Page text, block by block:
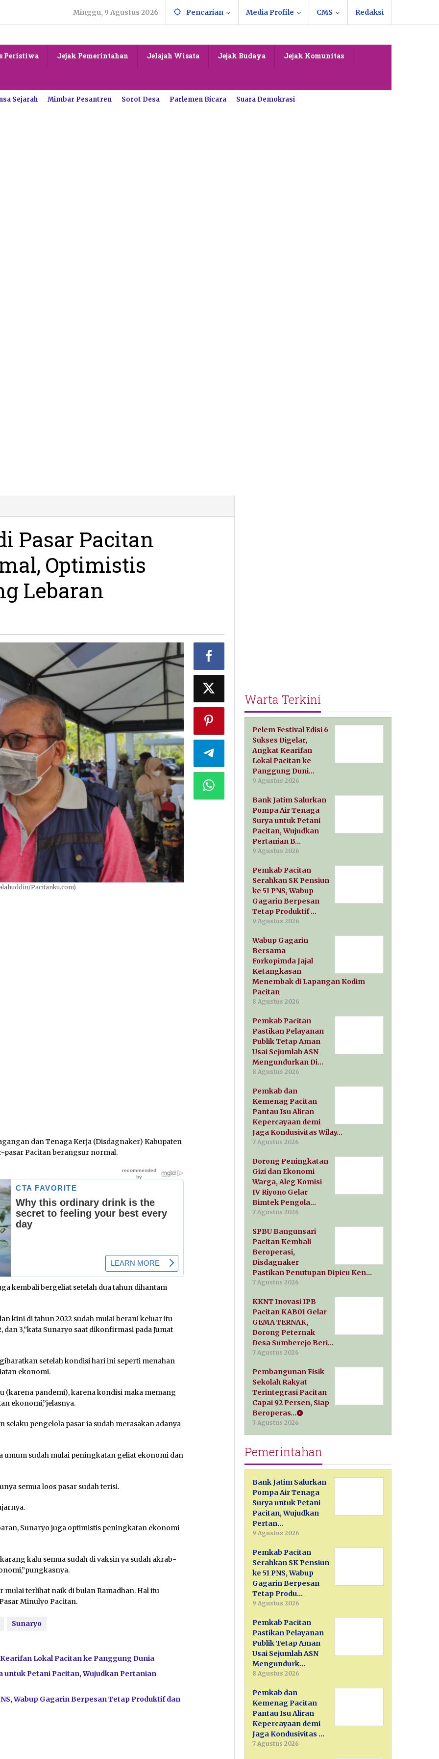
Minggu, 9 Agustus 2026 Pencarian Media Profile CMS Redaksi
Peristiwa Jejak Pemerintahan Jelajah Wisata Jejak Budaya Jejak Komunitas
Sejarah Mimbar Pesantren Sorot Desa Parlemen Bicara Suara Demokrasi
Pasar Pacitan
Optimistis
Lebaran
Pacitanku.com)
dan Tenaga Kerja (Disdagnaker) Kabupaten
pasar Pacitan berangsur normal.
kembali bergeliat setelah dua tahun dihantam
kini di tahun 2022 sudah mulai berani keluar itu
3,”kata Sunaryo saat dikonfirmasi pada Jumat
setelah kondisi hari ini seperti menahan
ekonomi.
(karena pandemi), karena kondisi maka memang
ekonomi,”jelasnya.
selaku pengelola pasar ia sudah merasakan adanya
umum sudah mulai peningkatan geliat ekonomi dan
semua loos pasar sudah terisi.
Sunaryo juga optimistis peningkatan ekonomi
kalu semua sudah di vaksin ya sudah akrab-
terlihat naik di bulan Ramadhan. Hal itu
Minulyo Pacitan.
Sunaryo
Lokal Pacitan ke Panggung Dunia
untuk Petani Pacitan, Wujudkan Pertanian
Wabup Gagarin Berpesan Tetap Produktif dan
Warta Terkini
Pelem Festival Edisi 6
Sukses Digelar,
Angkat Kearifan
Lokal Pacitan ke
Panggung Duni…
9 Agustus 2026
Bank Jatim Salurkan
Pompa Air Tenaga
Surya untuk Petani
Pacitan, Wujudkan
Pertanian B…
9 Agustus 2026
Pemkab Pacitan
Serahkan SK Pensiun
ke 51 PNS, Wabup
Gagarin Berpesan
Tetap Produktif …
9 Agustus 2026
Wabup Gagarin
Bersama
Forkopimda Jajal
Ketangkasan
Menembak di Lapangan Kodim
Pacitan
8 Agustus 2026
Pemkab Pacitan
Pastikan Pelayanan
Publik Tetap Aman
Usai Sejumlah ASN
Mengundurkan Di…
8 Agustus 2026
Pemkab dan
Kemenag Pacitan
Pantau Isu Aliran
Kepercayaan demi
Jaga Kondusivitas Wilay…
7 Agustus 2026
Dorong Peningkatan
Gizi dan Ekonomi
Warga, Aleg Komisi
IV Riyono Gelar
Bimtek Pengola…
7 Agustus 2026
SPBU Bangunsari
Pacitan Kembali
Beroperasi,
Disdagnaker
Pastikan Penutupan Dipicu Ken…
7 Agustus 2026
KKNT Inovasi IPB
Pacitan KAB01 Gelar
GEMA TERNAK,
Dorong Peternak
Desa Sumberejo Beri…
7 Agustus 2026
Pembangunan Fisik
Sekolah Rakyat
Terintegrasi Pacitan
Capai 92 Persen, Siap
Beroperas…
7 Agustus 2026
Pemerintahan
Bank Jatim Salurkan
Pompa Air Tenaga
Surya untuk Petani
Pacitan, Wujudkan
Pertan…
9 Agustus 2026
Pemkab Pacitan
Serahkan SK Pensiun
ke 51 PNS, Wabup
Gagarin Berpesan
Tetap Produ…
9 Agustus 2026
Pemkab Pacitan
Pastikan Pelayanan
Publik Tetap Aman
Usai Sejumlah ASN
Mengundurk…
8 Agustus 2026
Pemkab dan
Kemenag Pacitan
Pantau Isu Aliran
Kepercayaan demi
Jaga Kondusivitas …
7 Agustus 2026